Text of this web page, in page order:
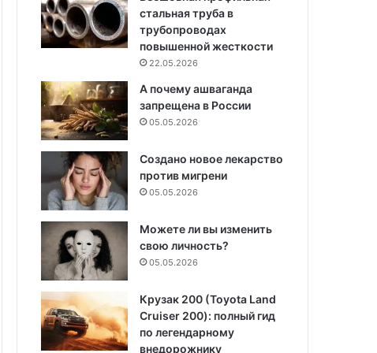
стальная труба в
трубопроводах
повышенной жесткости
22.05.2026
А почему ашваганда
запрещена в России
05.05.2026
Создано новое лекарство
против мигрени
05.05.2026
Можете ли вы изменить
свою личность?
05.05.2026
Крузак 200 (Toyota Land
Cruiser 200): полный гид
по легендарному
внедорожнику